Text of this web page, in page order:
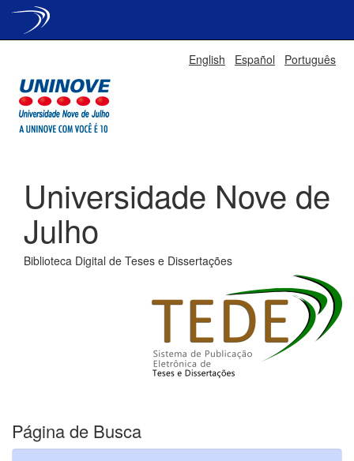
English Español Português
Universidade Nove de
Julho
Biblioteca Digital de Teses e Dissertações
Página de Busca